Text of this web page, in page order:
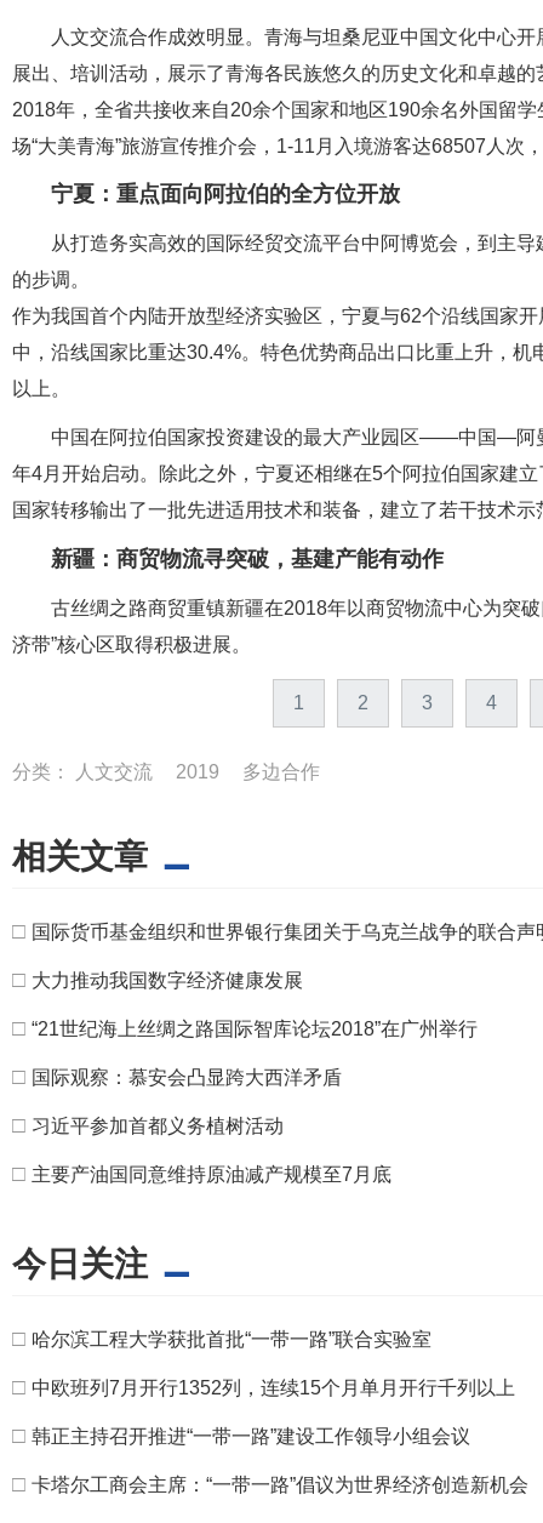
人文交流合作成效明显。青海与坦桑尼亚中国文化中心
展出、培训活动，展示了青海各民族悠久的历史文化和卓越
2018年，全省共接收来自20余个国家和地区190余名外国留
场“大美青海”旅游宣传推介会，1-11月入境游客达68507人次
宁夏：重点面向阿拉伯的全方位开放
从打造务实高效的国际经贸交流平台中阿博览会，到主
的步调。
作为我国首个内陆开放型经济实验区，宁夏与62个沿线国家
中，沿线国家比重达30.4%。特色优势商品出口比重上升，
以上。
中国在阿拉伯国家投资建设的最大产业园区——中国—阿
年4月开始启动。除此之外，宁夏还相继在5个阿拉伯国家建
国家转移输出了一批先进适用技术和装备，建立了若干技术
新疆：商贸物流寻突破，基建产能有动作
古丝绸之路商贸重镇新疆在2018年以商贸物流中心为突
济带”核心区取得积极进展。
1 2 3 4
分类： 人文交流 2019 多边合作
相关文章
□ 国际货币基金组织和世界银行集团关于乌克兰战争的联合声
□ 大力推动我国数字经济健康发展
□ “21世纪海上丝绸之路国际智库论坛2018”在广州举行
□ 国际观察：慕安会凸显跨大西洋矛盾
□ 习近平参加首都义务植树活动
□ 主要产油国同意维持原油减产规模至7月底
今日关注
□ 哈尔滨工程大学获批首批“一带一路”联合实验室
□ 中欧班列7月开行1352列，连续15个月单月开行千列以上
□ 韩正主持召开推进“一带一路”建设工作领导小组会议
□ 卡塔尔工商会主席：“一带一路”倡议为世界经济创造新机会